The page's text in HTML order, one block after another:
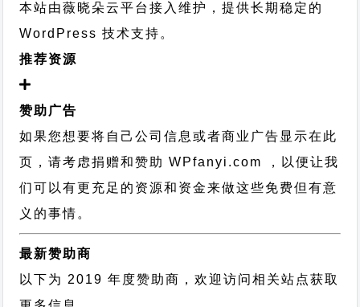
本站由薇晓朵云平台接入维护，提供长期稳定的
WordPress 技术支持 。
推荐资源
赞助广告
如果您想要将自己公司信息或者商业广告显示在此
页，请考虑捐赠和赞助 WPfanyi.com ，以便让我
们可以有更充足的资源和资金来做这些免费但有意
义的事情。
最新赞助商
以下为 2019 年度赞助商，欢迎访问相关站点获取